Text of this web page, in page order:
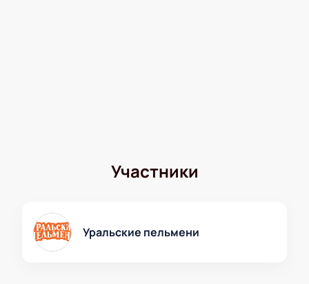
Участники
Уральские пельмени